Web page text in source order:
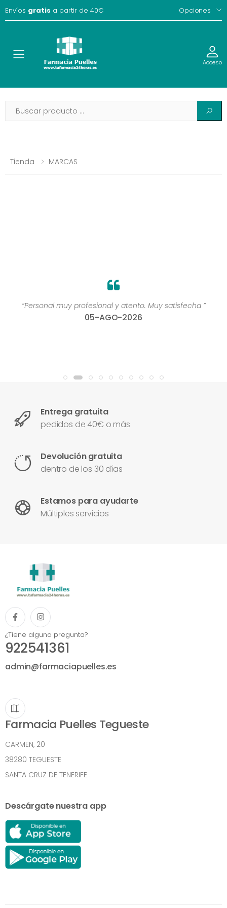
Envíos gratis a partir de 40€ Opciones
Toggle Acceso
Tienda MARCAS
“Personal muy profesional y atento. Muy satisfecha ”
05-AGO-2026
Entrega gratuita
pedidos de 40€ o más
Devolución gratuita
dentro de los 30 días
Estamos para ayudarte
Múltiples servicios
¿Tiene alguna pregunta?
922541361
admin@farmaciapuelles.es
Farmacia Puelles Tegueste
CARMEN, 20
38280 TEGUESTE
SANTA CRUZ DE TENERIFE
Descárgate nuestra app